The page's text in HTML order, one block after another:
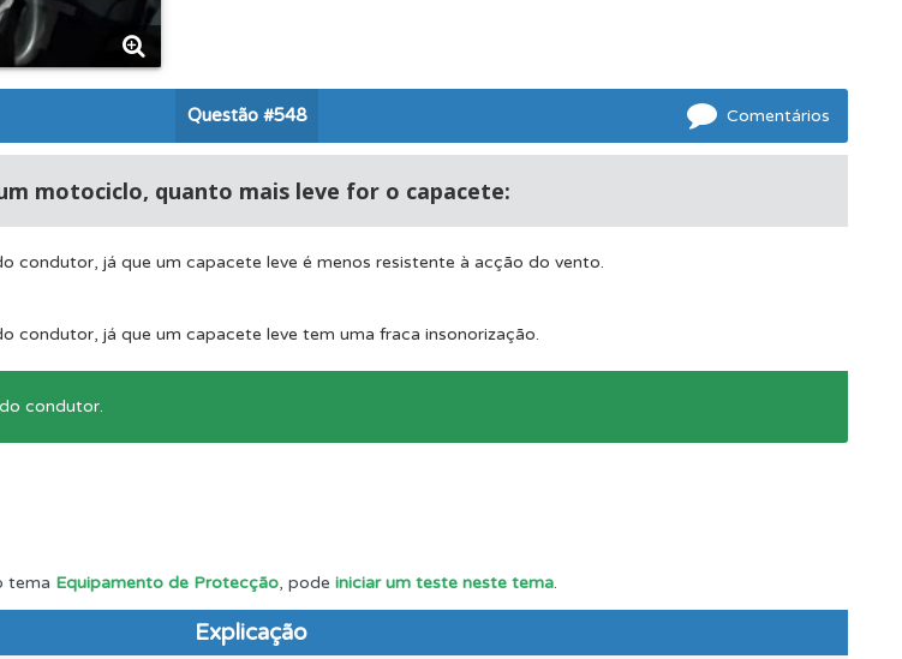
com a plataforma.
perfil.
seu perfil.
aos testes mais rapidamente.
para ir a exame.
dúvidas e ver resumos do código.
Comentários
Questão #548
motociclo, quanto mais leve for o capacete:
condutor, já que um capacete leve é menos resistente à acção do vento.
condutor, já que um capacete leve tem uma fraca insonorização.
condutor.
tema Equipamento de Protecção, pode iniciar um teste neste tema.
Explicação